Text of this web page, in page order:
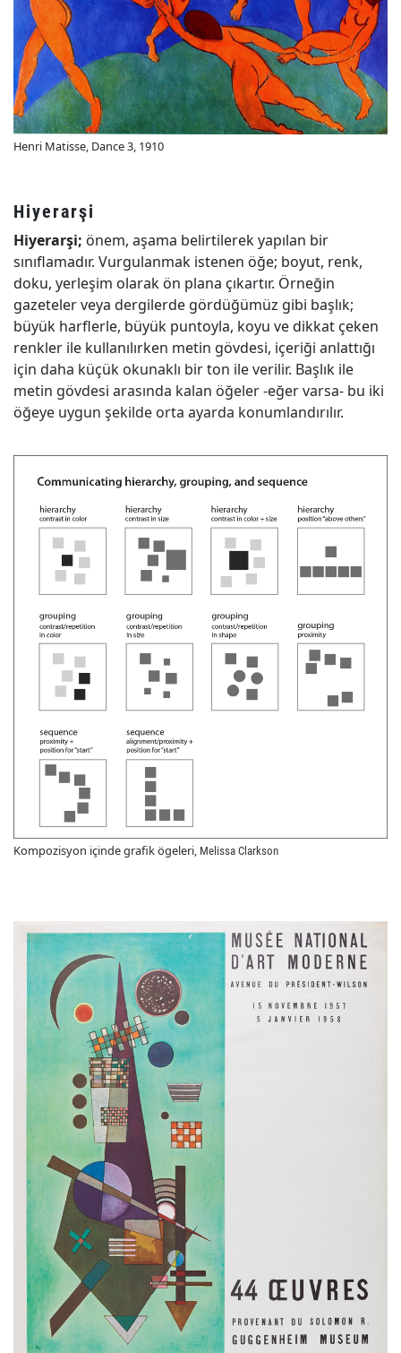
Henri Matisse, Dance 3, 1910
Hiyerarşi
Hiyerarşi; önem, aşama belirtilerek yapılan bir
sınıflamadır. Vurgulanmak istenen öğe; boyut, renk,
doku, yerleşim olarak ön plana çıkartır. Örneğin
gazeteler veya dergilerde gördüğümüz gibi başlık;
büyük harflerle, büyük puntoyla, koyu ve dikkat çeken
renkler ile kullanılırken metin gövdesi, içeriği anlattığı
için daha küçük okunaklı bir ton ile verilir. Başlık ile
metin gövdesi arasında kalan öğeler -eğer varsa- bu iki
öğeye uygun şekilde orta ayarda konumlandırılır.
Kompozisyon içinde grafik ögeleri, Melissa Clarkson